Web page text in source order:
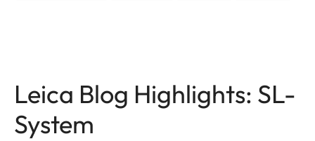
Leica Blog Highlights: SL-
System